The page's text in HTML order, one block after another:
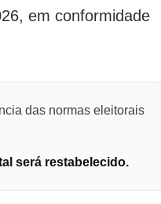
em conformidade
das normas eleitorais
será restabelecido.